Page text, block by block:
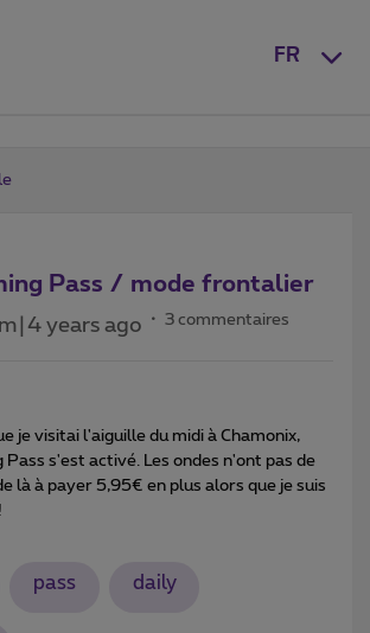
FR
Pass / mode frontalier
years ago 3 commentaires
je visitai l'aiguille du midi à Chamonix,
Pass s'est activé. Les ondes n'ont pas de
là à payer 5,95€ en plus alors que je suis
pass daily